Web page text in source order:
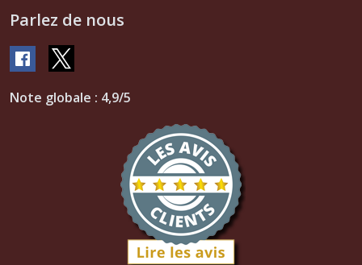
Parlez de nous
Note globale : 4,9/5